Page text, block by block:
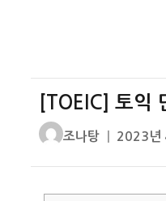
[TOEIC] 토익
글
조나탕
작
자
2023년